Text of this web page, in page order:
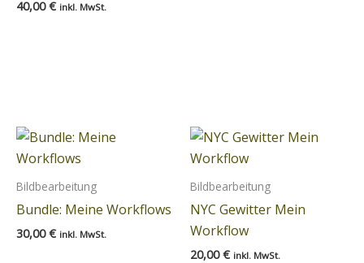
4.50
von 5
40,00€ inkl. MwSt.
Bildbearbeitung
Bundle: Meine Workflows
30,00€ inkl. MwSt.
Bildbearbeitung
NYC Gewitter Mein
Workflow
20,00€ inkl. MwSt.